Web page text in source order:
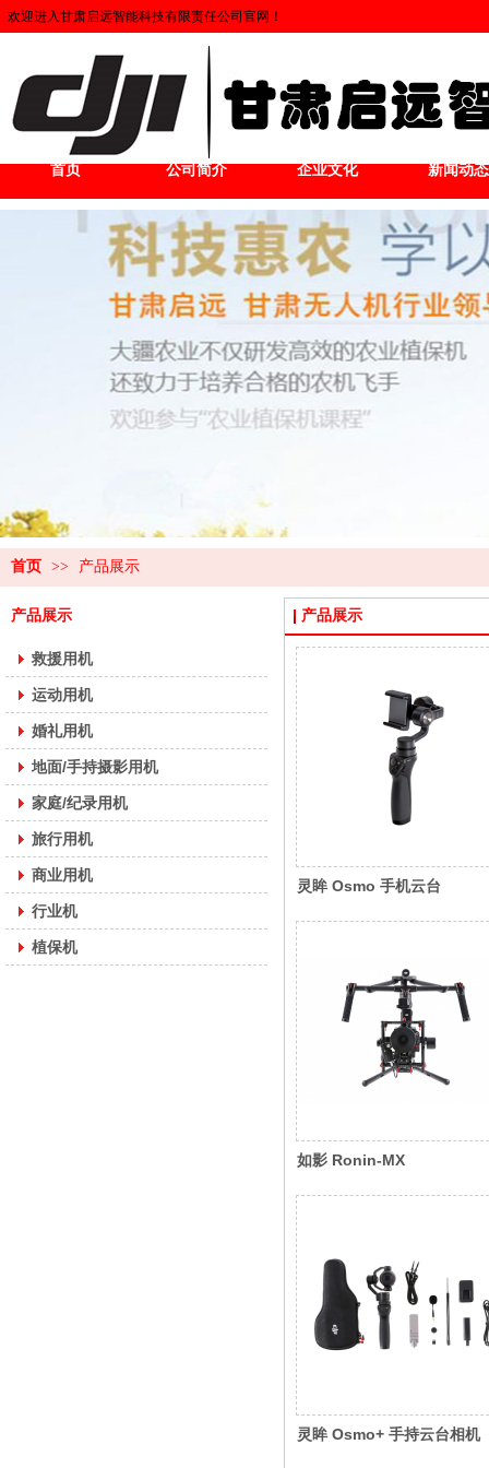
欢迎进入甘肃启远智能科技有限责任公司官网！
首页 公司简介 企业文化 新闻动态
首页 >> 产品展示
产品展示
救援用机
运动用机
婚礼用机
地面/手持摄影用机
家庭/纪录用机
旅行用机
商业用机
行业机
植保机
产品展示
灵眸 Osmo 手机云台
如影 Ronin-MX
灵眸 Osmo+ 手持云台相机